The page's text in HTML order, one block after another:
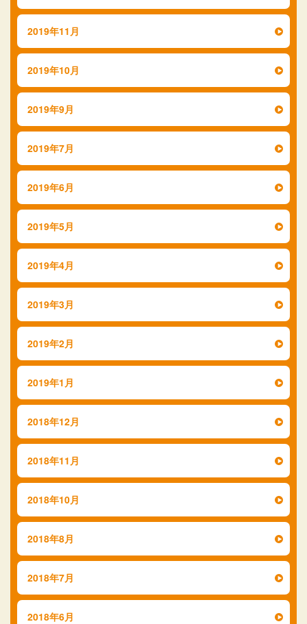
2019年11月
2019年10月
2019年9月
2019年7月
2019年6月
2019年5月
2019年4月
2019年3月
2019年2月
2019年1月
2018年12月
2018年11月
2018年10月
2018年8月
2018年7月
2018年6月